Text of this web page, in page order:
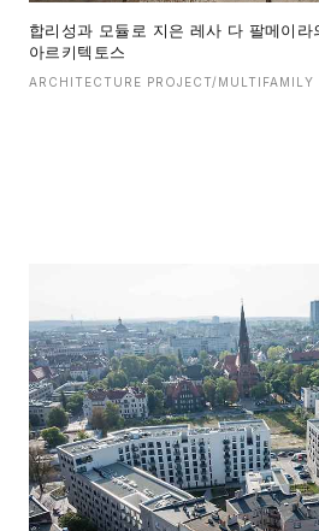
합리성과 모듈로 지은 레사 다 팔메이
아르키텍토스
ARCHITECTURE PROJECT/MULTIFAMILY